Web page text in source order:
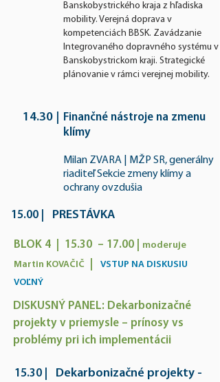
Banskobystrického kraja z hľadiska
mobility. Verejná doprava v
kompetenciách BBSK. Zavádzanie
Integrovaného dopravného systému v
Banskobystrickom kraji. Strategické
plánovanie v rámci verejnej mobility.
14.30
Finančné nástroje na zmenu
klímy
Milan ZVARA | MŽP SR, generálny
riaditeľ Sekcie zmeny klímy a
ochrany ovzdušia
15.00 PRESTÁVKA
BLOK 4 | 15.30 – 17.00 |
moderuje
Martin KOVAČIČ VSTUP NA DISKUSIU
VOĽNÝ
DISKUSNÝ PANEL: Dekarbonizačné
projekty v priemysle – prínosy vs
problémy pri ich implementácii
15.30 Dekarbonizačné projekty -